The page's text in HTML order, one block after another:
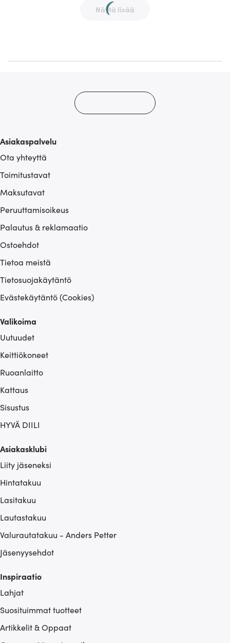
Näytä lisää
Asiakaspalvelu
Ota yhteyttä
Toimitustavat
Maksutavat
Peruuttamisoikeus
Palautus & reklamaatio
Ostoehdot
Tietoa meistä
Tietosuojakäytäntö
Evästekäytäntö (Cookies)
Valikoima
Uutuudet
Keittiökoneet
Ruoanlaitto
Kattaus
Sisustus
HYVÄ DIILI
Asiakasklubi
Liity jäseneksi
Hintatakuu
Lasitakuu
Lautastakuu
Valurautatakuu - Anders Petter
Jäsenyysehdot
Inspiraatio
Lahjat
Suosituimmat tuotteet
Artikkelit & Oppaat